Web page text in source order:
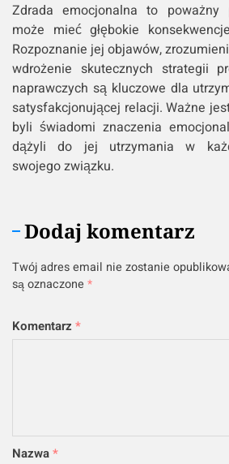
Zdrada emocjonalna to poważny
może mieć głębokie
Rozpoznanie jej objawów,
wdrożenie skutecznych strategii
naprawczych są kluczowe dla
satysfakcjonującej relacji. Ważne
byli świadomi znaczenia
dążyli do jej utrzymania w
swojego związku.
Dodaj komentarz
Twój adres email nie zostanie
są oznaczone *
Komentarz *
Nazwa*